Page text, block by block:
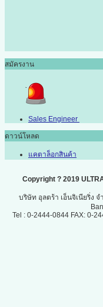
สมัครงาน
Sales Engineer
ดาวน์โหลด
แคตาล็อกสินค้า
Copyright ? 2019
บริษัท อุลตร้า เอ็นจิเนียริ่ง
Tel : 0-2444-0844 FAX: 0-